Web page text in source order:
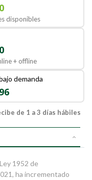
disponibles
+ offline
demanda
de 1 a 3 días hábiles
1952 de
ha incrementado